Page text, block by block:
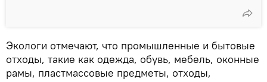
Экологи отмечают, что промышленные и бытовые
отходы, такие как одежда, обувь, мебель, оконные
рамы, пластмассовые предметы, отходы,